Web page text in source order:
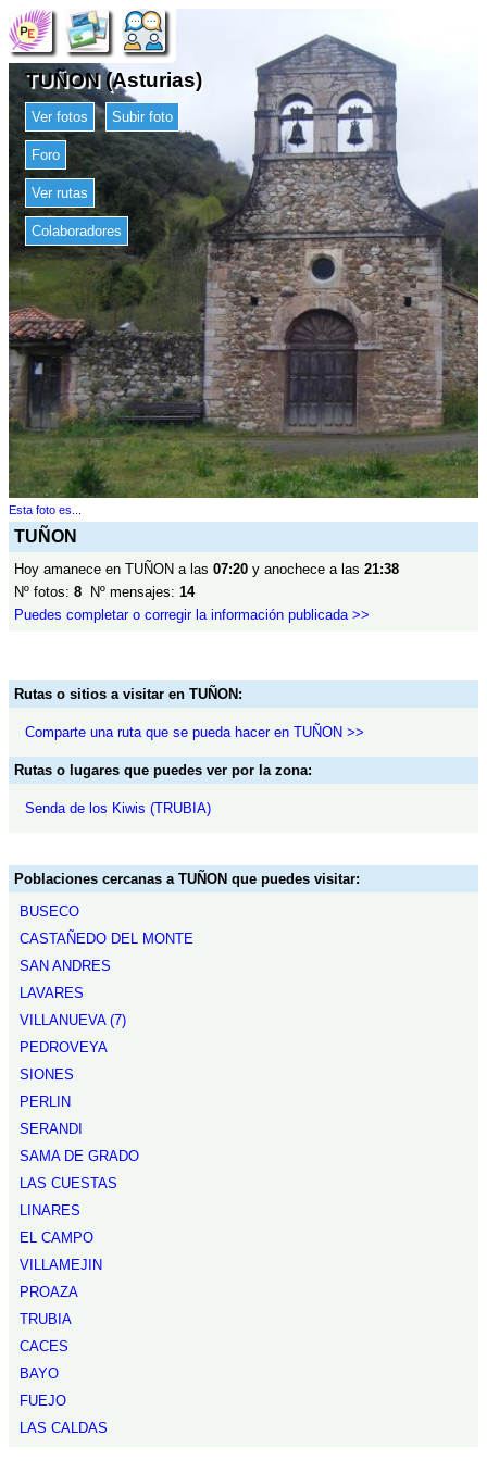
TUÑON (Asturias)
Ver fotos Subir foto
Foro
Ver rutas
Colaboradores
Esta foto es...
TUÑON
Hoy amanece en TUÑON a las 07:20 y anochece a las 21:38
Nº fotos: 8 Nº mensajes: 14
Puedes completar o corregir la información publicada >>
Rutas o sitios a visitar en TUÑON:
Comparte una ruta que se pueda hacer en TUÑON >>
Rutas o lugares que puedes ver por la zona:
Senda de los Kiwis (TRUBIA)
Poblaciones cercanas a TUÑON que puedes visitar:
BUSECO
CASTAÑEDO DEL MONTE
SAN ANDRES
LAVARES
VILLANUEVA (7)
PEDROVEYA
SIONES
PERLIN
SERANDI
SAMA DE GRADO
LAS CUESTAS
LINARES
EL CAMPO
VILLAMEJIN
PROAZA
TRUBIA
CACES
BAYO
FUEJO
LAS CALDAS